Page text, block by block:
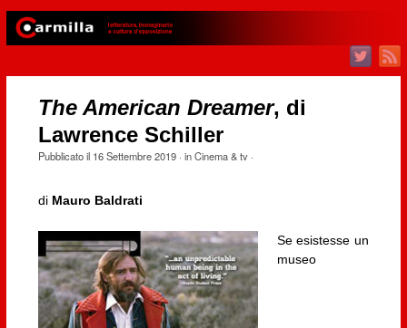
The American Dreamer, di
Lawrence Schiller
Pubblicato il 16 Settembre 2019· inCinema & tv·
di Mauro Baldrati
Se esistesse un
museo